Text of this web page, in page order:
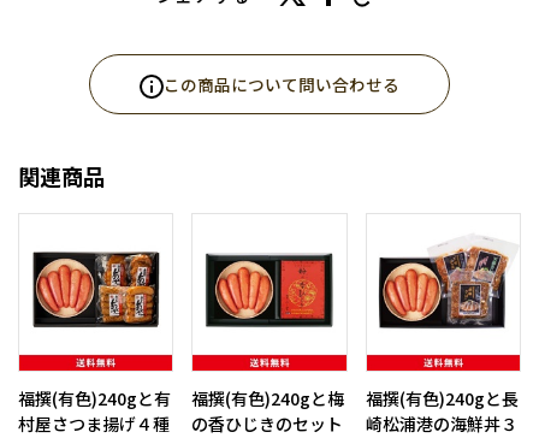
この商品について問い合わせる
関連商品
福撰(有色)240gと有
村屋さつま揚げ４種
福撰(有色)240gと梅
の香ひじきのセット
福撰(有色)240gと長
崎松浦港の海鮮丼３